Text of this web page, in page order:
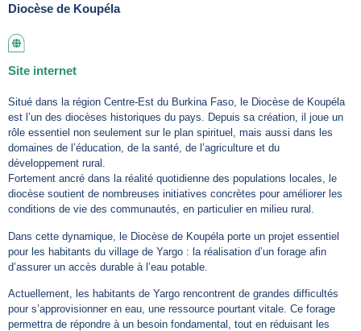
Diocèse de Koupéla
Site internet
Situé dans la région Centre-Est du Burkina Faso, le Diocèse de Koupéla
est l’un des diocèses historiques du pays. Depuis sa création, il joue un
rôle essentiel non seulement sur le plan spirituel, mais aussi dans les
domaines de l’éducation, de la santé, de l’agriculture et du
développement rural.
Fortement ancré dans la réalité quotidienne des populations locales, le
diocèse soutient de nombreuses initiatives concrètes pour améliorer les
conditions de vie des communautés, en particulier en milieu rural.
Dans cette dynamique, le Diocèse de Koupéla porte un projet essentiel
pour les habitants du village de Yargo : la réalisation d’un forage afin
d’assurer un accès durable à l’eau potable.
Actuellement, les habitants de Yargo rencontrent de grandes difficultés
pour s’approvisionner en eau, une ressource pourtant vitale. Ce forage
permettra de répondre à un besoin fondamental, tout en réduisant les